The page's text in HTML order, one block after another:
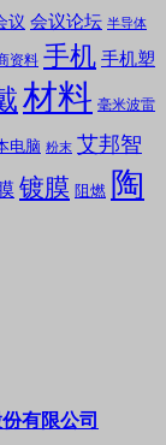
议 会议论坛 半导体
资料 手机 手机塑
材料 毫米波雷
电脑 粉末 艾邦智
镀膜 阻燃 陶
有限公司